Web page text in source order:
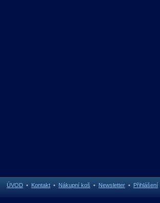
ÚVOD • Kontakt • Nákupní koš • Newsletter • Přihlášení